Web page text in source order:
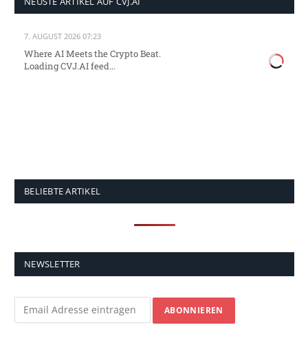
7. AUGUST 2026 07:23
Where AI Meets the Crypto Beat.
Loading CVJ.AI feed...
BELIEBTE ARTIKEL
NEWSLETTER